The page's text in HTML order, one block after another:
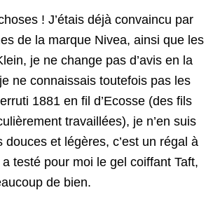
! J’étais déjà convaincu par
de la marque Nivea, ainsi que les
je ne change pas d’avis en la
ne connaissais toutefois pas les
1881 en fil d’Ecosse (des fils
travaillées), je n’en suis
douces et légères, c’est un régal à
testé pour moi le gel coiffant Taft,
de bien.